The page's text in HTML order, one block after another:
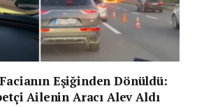
Eşiğinden Dönüldü:
Ailenin Aracı Alev Aldı